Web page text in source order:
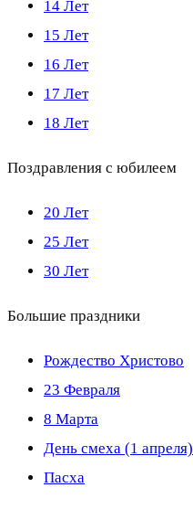
14 Лет
15 Лет
16 Лет
17 Лет
18 Лет
Поздравления с юбилеем
20 Лет
25 Лет
30 Лет
Большие праздники
Рождество Христово
23 Февраля
8 Марта
День смеха (1 апреля)
Пасха